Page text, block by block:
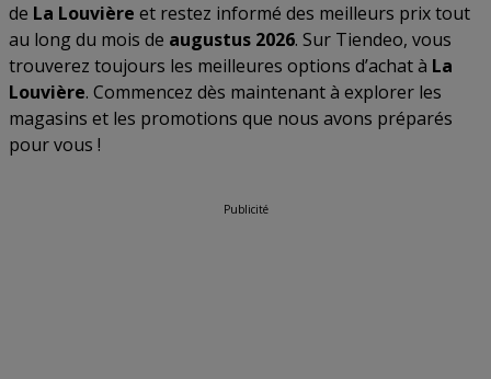
de La Louvière et restez informé des meilleurs prix tout
au long du mois de augustus 2026. Sur Tiendeo, vous
trouverez toujours les meilleures options d’achat à La
Louvière. Commencez dès maintenant à explorer les
magasins et les promotions que nous avons préparés
pour vous !
Publicité